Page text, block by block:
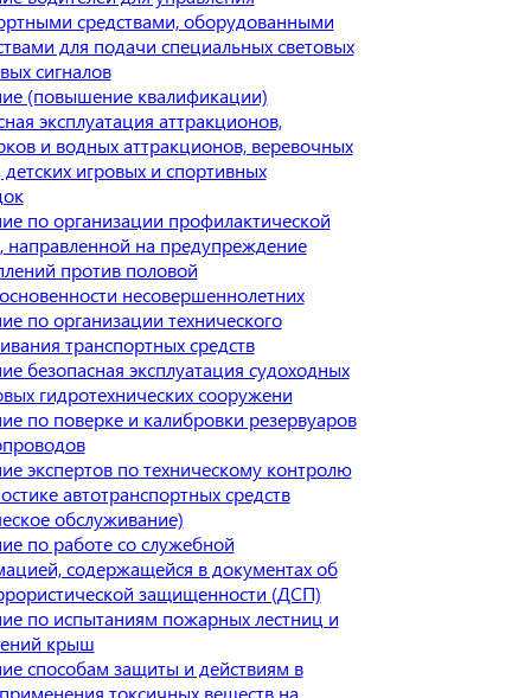
средствами, оборудованными
для подачи специальных световых
сигналов
(повышение квалификации)
эксплуатация аттракционов,
и водных аттракционов, веревочных
игровых и спортивных
по организации профилактической
направленной на предупреждение
против половой
несовершеннолетних
по организации технического
транспортных средств
безопасная эксплуатация судоходных
гидротехнических сооружени
по поверке и калибровки резервуаров
экспертов по техническому контролю
автотранспортных средств
обслуживание)
по работе со служебной
содержащейся в документах об
защищенности (ДСП)
по испытаниям пожарных лестниц и
крыш
способам защиты и действиям в
токсичных веществ на